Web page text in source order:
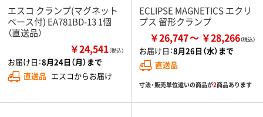
エスコ クランプ(マグネット
ベース付) EA781BD-13 1個
（直送品）
￥24,541（税込）
お届け日：8月24日（月）まで
直送品 エスコからお届け
ECLIPSE MAGNETICS エクリ
プス 留形クランプ
￥26,747 ￥28,266
お届け日：8月26日（水）まで
直送品
寸法・販売単位違いの商品が2商品あります